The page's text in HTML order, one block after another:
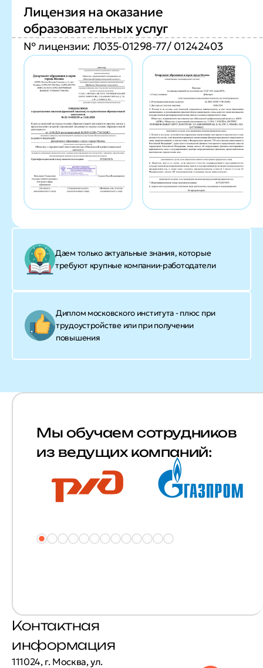
Лицензия на оказание
образовательных услуг
№ лицензии: Л035-01298-77/ 01242403
Даем только актуальные знания, которые
требуют крупные компании-работодатели
Диплом московского института - плюс при
трудоустройстве или при получении
повышения
Мы обучаем сотрудников
из ведущих компаний:
Контактная
информация
111024, г. Москва, ул.